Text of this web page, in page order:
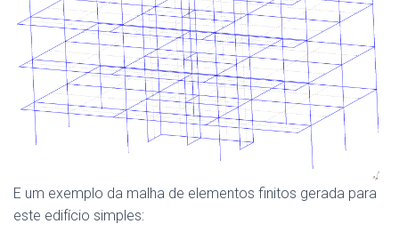
E um exemplo da malha de elementos finitos gerada para
este edifício simples: